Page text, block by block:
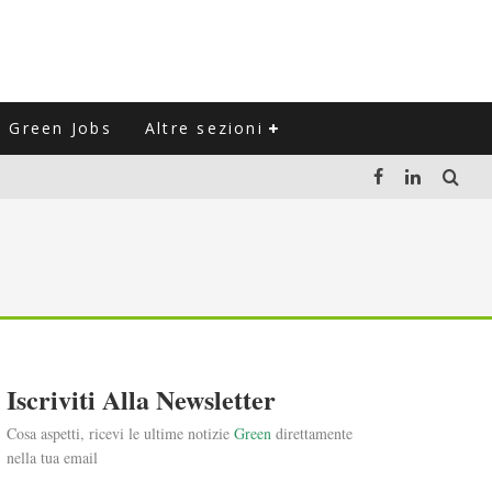
Green Jobs Altre sezioni
L'ITALIA
Iscriviti Alla Newsletter
Cosa aspetti, ricevi le ultime notizie Green direttamente
nella tua email